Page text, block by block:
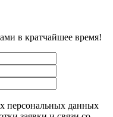
в кратчайшее время!
персональных данных